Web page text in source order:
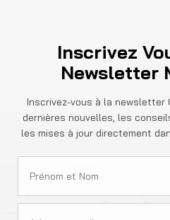
Inscrivez
Newsletter
Inscrivez-vous à la newsletter
dernières nouvelles, les
les mises à jour directement